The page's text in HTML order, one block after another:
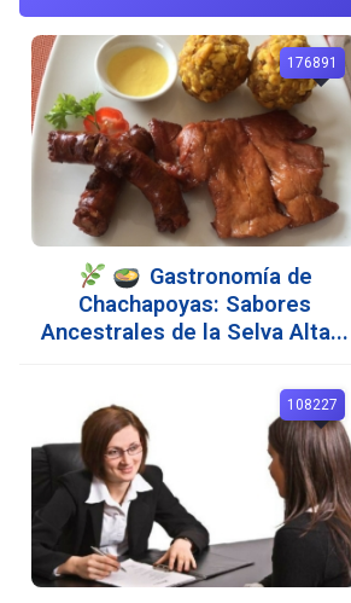
Gastronomía de
Chachapoyas: Sabores
Ancestrales de la Selva Alta...
176891
108227